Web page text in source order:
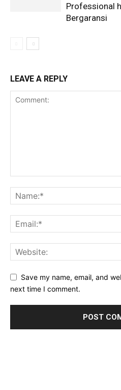
Professional
Bergaransi
LEAVE A REPLY
Save my name, email, and
next time I comment.